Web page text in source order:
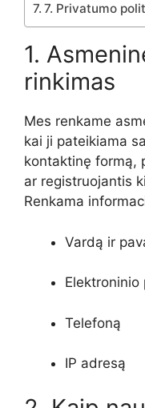
7. Privatumo
1.
rinkimas
Mes renkame
kai ji pateikiama
kontaktinę formą,
ar registruojantis
Renkama
Vardą ir
Elektroninio
Telefoną
IP adresą